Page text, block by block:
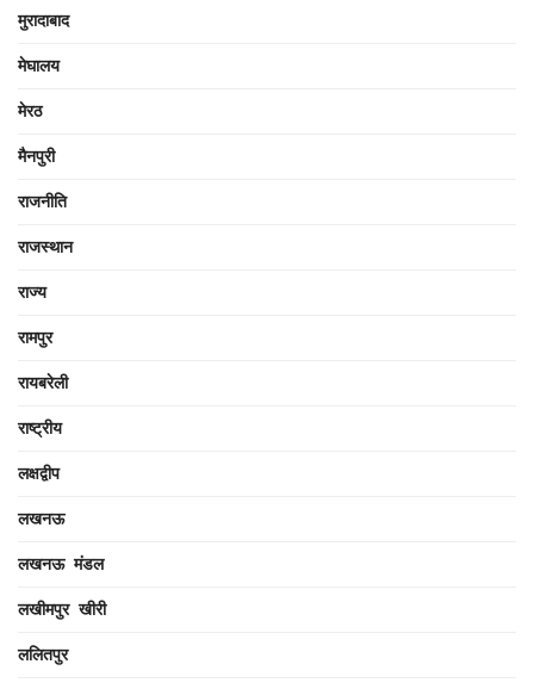
मुरादाबाद
मेघालय
मेरठ
मैनपुरी
राजनीति
राजस्थान
राज्य
रामपुर
रायबरेली
राष्ट्रीय
लक्षद्वीप
लखनऊ
लखनऊ मंडल
लखीमपुर खीरी
ललितपुर